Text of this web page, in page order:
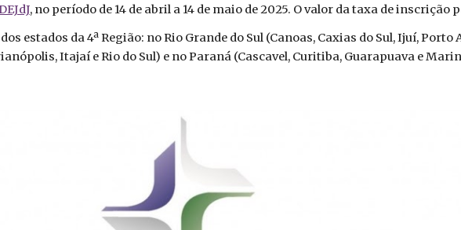
, no período de 14 de abril a 14 de maio de 2025. O valor da taxa de inscrição
estados da 4ª Região: no Rio Grande do Sul (Canoas, Caxias do Sul, Ijuí, Porto
Itajaí e Rio do Sul) e no Paraná (Cascavel, Curitiba, Guarapuava e